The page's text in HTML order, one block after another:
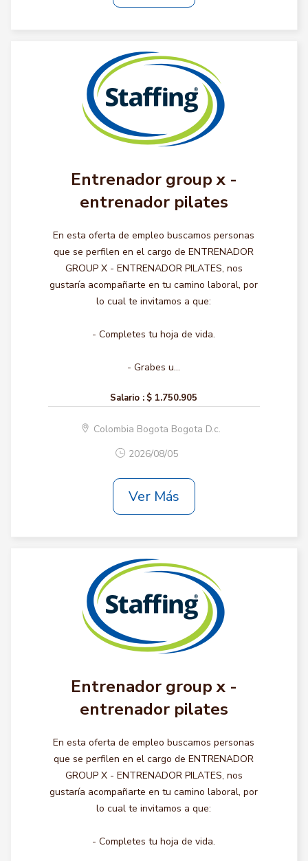
Entrenador group x -
entrenador pilates
En esta oferta de empleo buscamos personas
que se perfilen en el cargo de ENTRENADOR
GROUP X - ENTRENADOR PILATES, nos
gustaría acompañarte en tu camino laboral, por
lo cual te invitamos a que:
- Completes tu hoja de vida.
- Grabes u...
Salario : $ 1.750.905
Colombia Bogota Bogota D.c.
2026/08/05
Ver Más
Entrenador group x -
entrenador pilates
En esta oferta de empleo buscamos personas
que se perfilen en el cargo de ENTRENADOR
GROUP X - ENTRENADOR PILATES, nos
gustaría acompañarte en tu camino laboral, por
lo cual te invitamos a que:
- Completes tu hoja de vida.